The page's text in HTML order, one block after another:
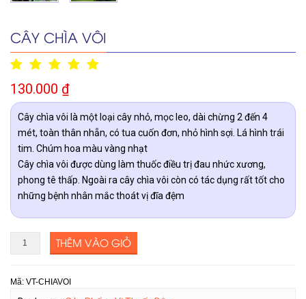
CÂY CHÌA VÔI
130.000 ₫
Cây chìa vôi là một loại cây nhỏ, mọc leo, dài chừng 2 đến 4
mét, toàn thân nhẵn, có tua cuốn đơn, nhỏ hình sợi. Lá hình trái
tim. Chúm hoa màu vàng nhạt
Cây chìa vôi được dùng làm thuốc điều trị đau nhức xương,
phong tê thấp. Ngoài ra cây chìa vôi còn có tác dụng rất tốt cho
những bệnh nhân mắc thoát vị đĩa đệm
THÊM VÀO GIỎ
Mã: VT-CHIAVOI